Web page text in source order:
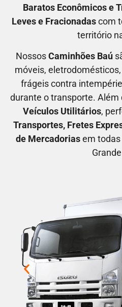
Baratos Econômicose T
Leves e Fracionadascom
território
NossosCaminhões Baú
móveis,
frágeis contra
durante o transporte.
Veículos Utilitários,
Transportes, Fretes
de Mercadoriasem todas
Grande